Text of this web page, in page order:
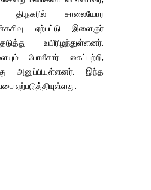
தி.நகரில் சாலையோர
ஏற்பட்டு இளைஞர்
உயிரிழந்துள்ளனர்.
போலீசார் கைப்பற்றி,
அனுப்பியுள்ளனர். இந்த
ஏற்படுத்தியுள்ளது.